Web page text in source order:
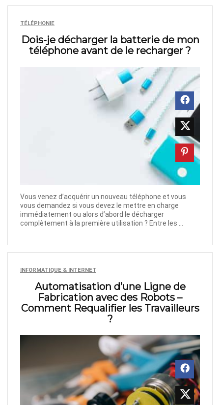
TÉLÉPHONIE
Dois-je décharger la batterie de mon
téléphone avant de le recharger ?
Vous venez d’acquérir un nouveau téléphone et vous
vous demandez si vous devez le mettre en charge
immédiatement ou alors d’abord le décharger
complètement à la première utilisation ? Entre les ...
INFORMATIQUE & INTERNET
Automatisation d’une Ligne de
Fabrication avec des Robots –
Comment Requalifier les Travailleurs
?